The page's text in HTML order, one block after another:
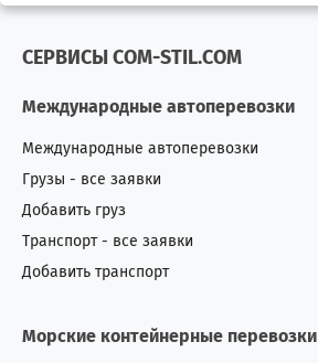
СЕРВИСЫ COM-STIL.COM
Международные автоперевозки
Международные автоперевозки
Грузы - все заявки
Добавить груз
Транспорт - все заявки
Добавить транспорт
Морские контейнерные перевозки